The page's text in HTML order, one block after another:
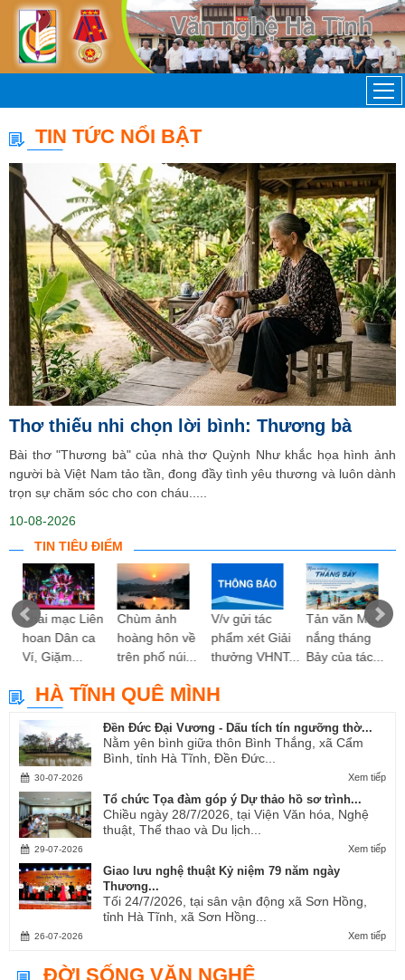
TIN TỨC NỔI BẬT
Thơ thiếu nhi chọn lời bình: Thương bà
Bài thơ "Thương bà" của nhà thơ Quỳnh Như khắc họa hình ảnh
người bà Việt Nam tảo tần, đong đầy tình yêu thương và luôn dành
trọn sự chăm sóc cho con cháu.....
10-08-2026
TIN TIÊU ĐIỂM
Khai mạc Liên
hoan Dân ca
Ví, Giặm...
Chùm ảnh
hoàng hôn về
trên phố núi...
V/v gửi tác
phẩm xét Giải
thưởng VHNT...
Tản văn Mùa
nắng tháng
Bảy của tác...
HÀ TĨNH QUÊ MÌNH
Đền Đức Đại Vương - Dấu tích tín ngưỡng thờ...
Nằm yên bình giữa thôn Bình Thắng, xã Cẩm
Bình, tỉnh Hà Tĩnh, Đền Đức...
Xem tiếp
30-07-2026
Tổ chức Tọa đàm góp ý Dự thảo hồ sơ trình...
Chiều ngày 28/7/2026, tại Viện Văn hóa, Nghệ
thuật, Thể thao và Du lịch...
Xem tiếp
29-07-2026
Giao lưu nghệ thuật Kỷ niệm 79 năm ngày
Thương...
Tối 24/7/2026, tại sân vận động xã Sơn Hồng,
tỉnh Hà Tĩnh, xã Sơn Hồng...
Xem tiếp
26-07-2026
ĐỜI SỐNG VĂN NGHỆ